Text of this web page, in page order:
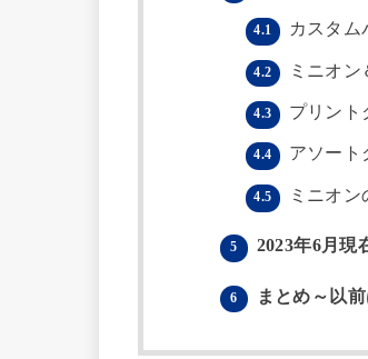
4.1 カスタム
4.2 ミニオ
4.3 プリント
4.4 アソート
4.5 ミニオン
5 2023年6月現
6 まとめ～以